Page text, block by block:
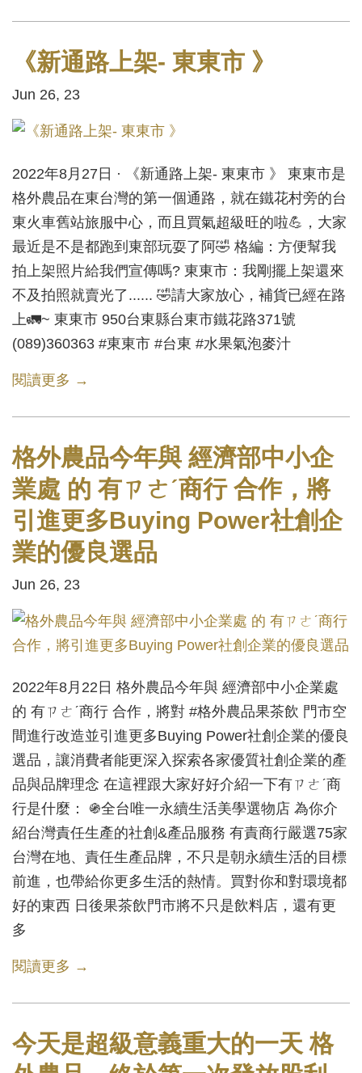
《新通路上架- 東東市 》
Jun 26, 23
2022年8月27日 · 《新通路上架- 東東市 》 東東市是
格外農品在東台灣的第一個通路，就在鐵花村旁的台
東火車舊站旅服中心，而且買氣超級旺的啦💪，大家
最近是不是都跑到東部玩耍了阿🤣 格編：方便幫我
拍上架照片給我們宣傳嗎? 東東市：我剛擺上架還來
不及拍照就賣光了...... 🤣請大家放心，補貨已經在路
上🚛~ 東東市 950台東縣台東市鐵花路371號
(089)360363 #東東市 #台東 #水果氣泡麥汁
閱讀更多 →
格外農品今年與 經濟部中小企
業處 的 有ㄗㄜˊ商行 合作，將
引進更多Buying Power社創企
業的優良選品
Jun 26, 23
2022年8月22日 格外農品今年與 經濟部中小企業處
的 有ㄗㄜˊ商行 合作，將對 #格外農品果茶飲 門市空
間進行改造並引進更多Buying Power社創企業的優良
選品，讓消費者能更深入探索各家優質社創企業的產
品與品牌理念 在這裡跟大家好好介紹一下有ㄗㄜˊ商
行是什麼： ֍全台唯一永續生活美學選物店 為你介
紹台灣責任生產的社創&產品服務 有責商行嚴選75家
台灣在地、責任生產品牌，不只是朝永續生活的目標
前進，也帶給你更多生活的熱情。買對你和對環境都
好的東西 日後果茶飲門市將不只是飲料店，還有更
多
閱讀更多 →
今天是超級意義重大的一天 格